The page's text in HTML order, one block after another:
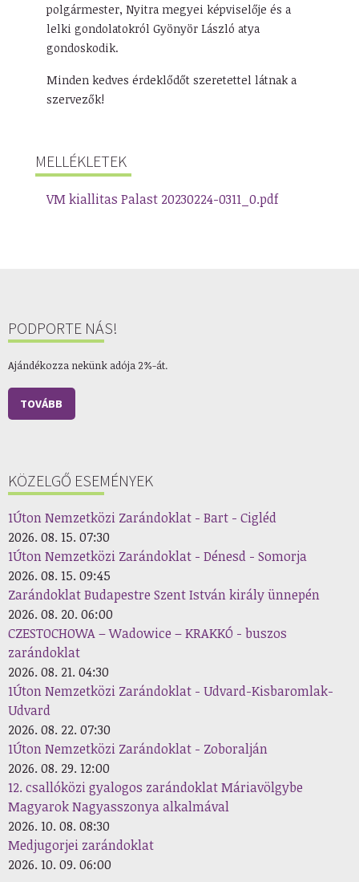
polgármester, Nyitra megyei képviselője és a
lelki gondolatokról Gyönyör László atya
gondoskodik.
Minden kedves érdeklődőt szeretettel látnak a
szervezők!
MELLÉKLETEK
VM kiallitas Palast 20230224-0311_0.pdf
PODPORTE NÁS!
Ajándékozza nekünk adója 2%-át.
TOVÁBB
KÖZELGŐ ESEMÉNYEK
1Úton Nemzetközi Zarándoklat - Bart - Cigléd
2026. 08. 15. 07:30
1Úton Nemzetközi Zarándoklat - Dénesd - Somorja
2026. 08. 15. 09:45
Zarándoklat Budapestre Szent István király ünnepén
2026. 08. 20. 06:00
CZESTOCHOWA – Wadowice – KRAKKÓ - buszos
zarándoklat
2026. 08. 21. 04:30
1Úton Nemzetközi Zarándoklat - Udvard-Kisbaromlak-
Udvard
2026. 08. 22. 07:30
1Úton Nemzetközi Zarándoklat - Zoboralján
2026. 08. 29. 12:00
12. csallóközi gyalogos zarándoklat Máriavölgybe
Magyarok Nagyasszonya alkalmával
2026. 10. 08. 08:30
Medjugorjei zarándoklat
2026. 10. 09. 06:00